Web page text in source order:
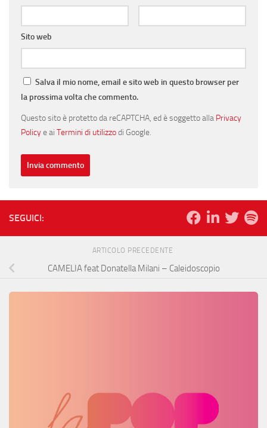
Sito web
Salva il mio nome, email e sito web in questo browser per
la prossima volta che commento.
Questo sito è protetto da reCAPTCHA, ed è soggetto alla Privacy
Policye ai Termini di utilizzodi Google.
SEGUICI:
ARTICOLO PRECEDENTE
CAMELIA feat Donatella Milani – Caleidoscopio